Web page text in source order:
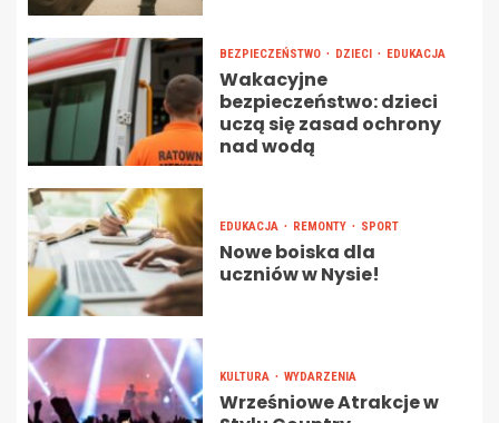
BEZPIECZEŃSTWO DZIECI EDUKACJA
Wakacyjne
bezpieczeństwo: dzieci
uczą się zasad ochrony
nad wodą
EDUKACJA REMONTY SPORT
Nowe boiska dla
uczniów w Nysie!
KULTURA WYDARZENIA
Wrześniowe Atrakcje w